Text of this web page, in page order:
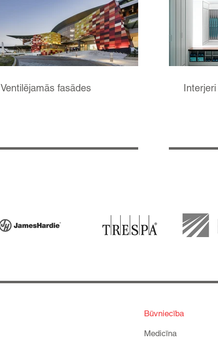
Ventilējamās fasādes Interjeri
Būvniecība
Medicīna